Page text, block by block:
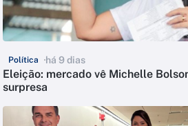
Política há 9 dias
Eleição: mercado vê Michelle
surpresa